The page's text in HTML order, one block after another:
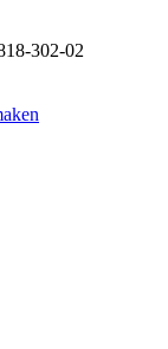
302-02